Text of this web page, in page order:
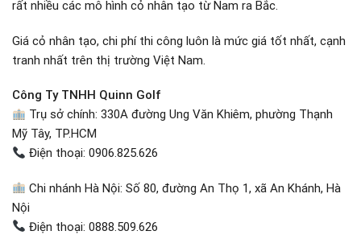
rất nhiều các mô hình cỏ nhân tạo từ Nam ra Bắc.
Giá cỏ nhân tạo, chi phí thi công luôn là mức giá tốt nhất, cạnh
tranh nhất trên thị trường Việt Nam.
Công Ty TNHH Quinn Golf
Trụ sở chính: 330A đường Ung Văn Khiêm, phường Thạnh
Mỹ Tây, TP.HCM
Điện thoại: 0906.825.626
Chi nhánh Hà Nội: Số 80, đường An Thọ 1, xã An Khánh, Hà
Nội
Điện thoại: 0888.509.626